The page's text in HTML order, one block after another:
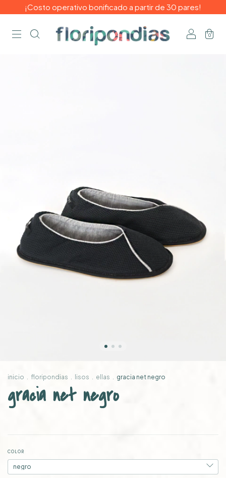
¡Costo operativo bonificado a partir de 30 pares!
0
inicio floripondias lisos ellas gracia net negro
gracia net negro
COLOR